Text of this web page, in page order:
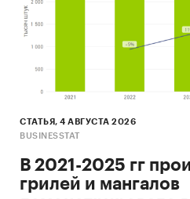
СТАТЬЯ, 4 АВГУСТА 2026
BUSINESSTAT
В 2021-2025 гг
грилей и мангалов